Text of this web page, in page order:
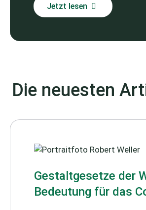
Jetzt lesen
Die neuesten
Gestaltgesetze der
Bedeutung für das